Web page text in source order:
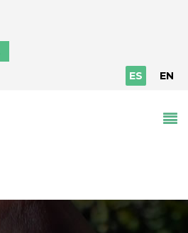
ES EN